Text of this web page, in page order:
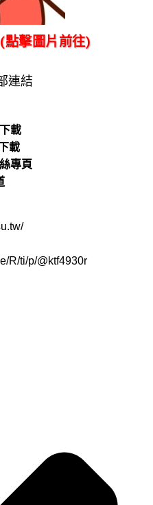
點擊圖片前往)
連結
載
載
專頁
R/ti/p/@ktf4930r